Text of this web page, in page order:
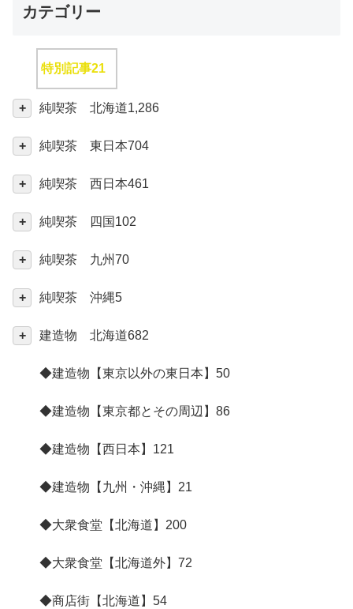
カテゴリー
特別記事21
純喫茶 北海道1,286
純喫茶 東日本704
純喫茶 西日本461
純喫茶 四国 102
純喫茶 九州70
純喫茶 沖縄5
建造物 北海道682
◆建造物【東京以外の東日本】 50
◆建造物【東京都とその周辺】 86
◆建造物【西日本】 121
◆建造物【九州・沖縄】 21
◆大衆食堂【北海道】 200
◆大衆食堂【北海道外】 72
◆商店街【北海道】 54